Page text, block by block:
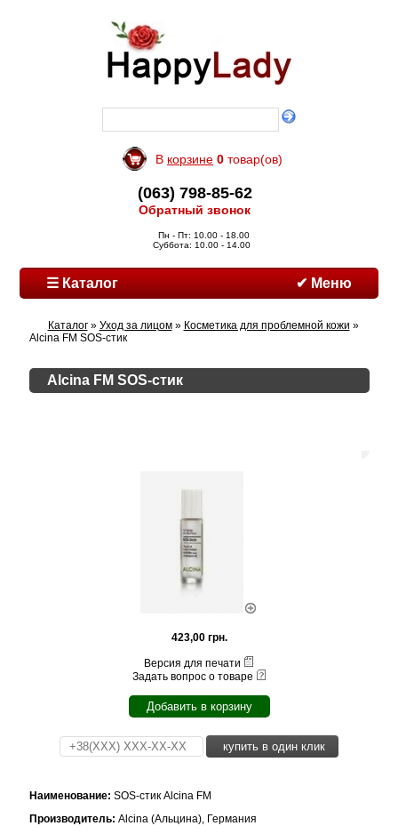
В корзине 0 товар(ов)
(063) 798-85-62
Обратный звонок
Пн - Пт: 10.00 - 18.00
Суббота: 10.00 - 14.00
☰ Каталог ✔ Меню
Каталог» Уход за лицом» Косметика для проблемной кожи »
Alcina FM SOS-стик
Alcina FM SOS-стик
423,00 грн.
Версия для печати
Задать вопрос о товаре
Добавить в корзину
купить в один клик
Наименование: SOS-стик Alcina FM
Производитель: Alcina (Альцина), Германия